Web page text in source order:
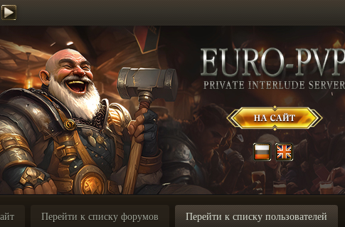
Перейти к списку форумов Перейти к списку пользователей